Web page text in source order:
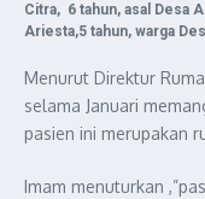
Citra, 6 tahun, asal Desa
Ariesta,5 tahun, warga
Menurut Direktur
selama Januari
pasien ini merupakan
Imam menuturkan